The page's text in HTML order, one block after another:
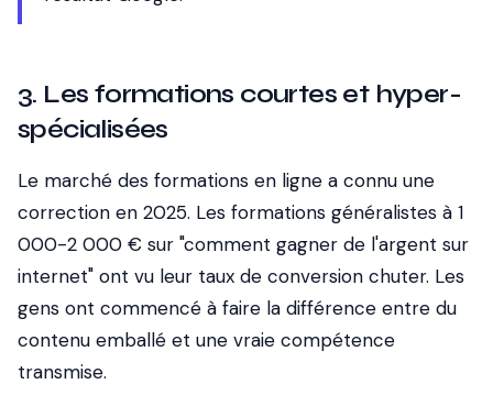
3. Les formations courtes et hyper-
spécialisées
Le marché des formations en ligne a connu une
correction en 2025. Les formations généralistes à 1
000-2 000 € sur "comment gagner de l'argent sur
internet" ont vu leur taux de conversion chuter. Les
gens ont commencé à faire la différence entre du
contenu emballé et une vraie compétence
transmise.